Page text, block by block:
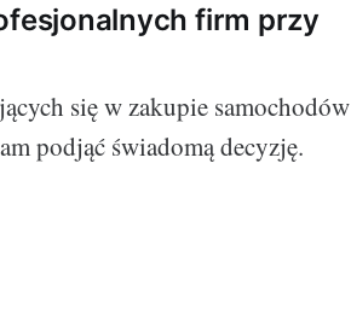
firm przy
się w zakupie samochodów
podjąć świadomą decyzję.